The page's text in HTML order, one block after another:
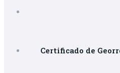
Certificado de